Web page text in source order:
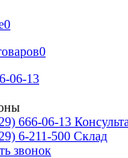
0
0
06-13
666-06-13
6-211-500 Склад
звонок